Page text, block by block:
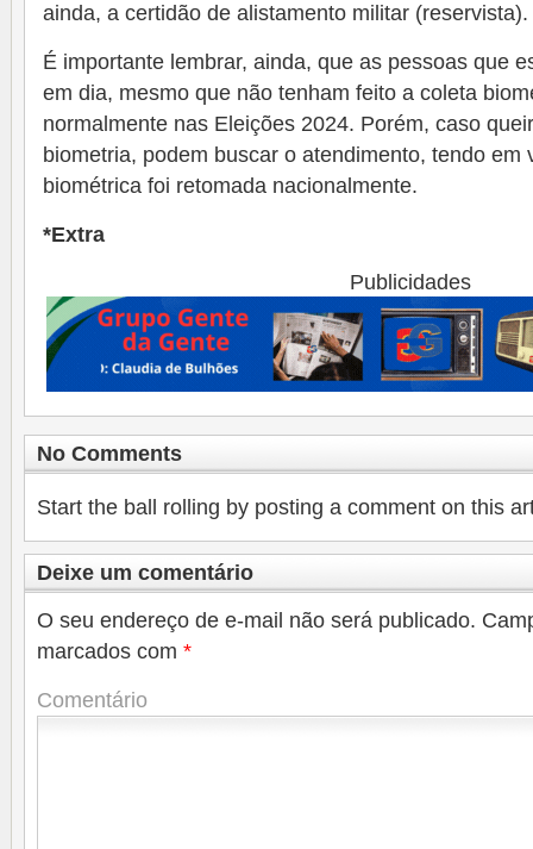
ainda, a certidão de alistamento militar (reservista).
É importante lembrar, ainda, que as pessoas que
em dia, mesmo que não tenham feito a coleta
normalmente nas Eleições 2024. Porém, caso
biometria, podem buscar o atendimento, tendo em
biométrica foi retomada nacionalmente.
*Extra
Publicidades
No Comments
Start the ball rolling by posting a comment on this
Deixe um comentário
O seu endereço de e-mail não será publicado.
marcados com *
Comentário